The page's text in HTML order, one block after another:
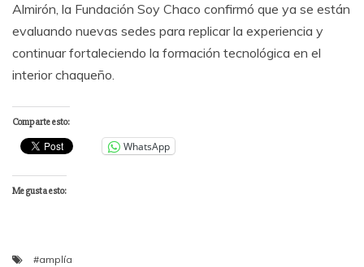
Almirón, la Fundación Soy Chaco confirmó que ya se están
evaluando nuevas sedes para replicar la experiencia y
continuar fortaleciendo la formación tecnológica en el
interior chaqueño.
Comparte esto:
WhatsApp
Me gusta esto:
#amplía